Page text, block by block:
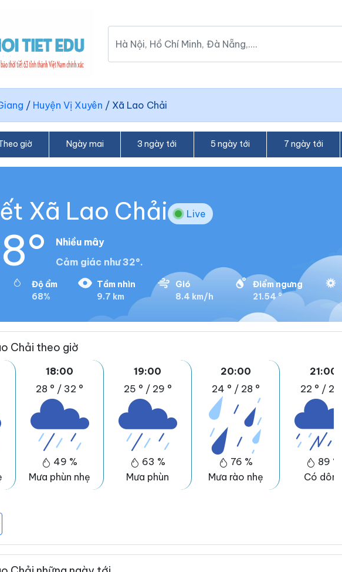
/ Huyện Vị Xuyên / Xã Lao Chải
giờ Ngày mai 3 ngày tới 5 ngày tới 7 ngày tới
Xã Lao Chải Live
Nhiều mây
Cảm giác như 32°.
Độ ẩm
68%
Tầm nhìn
9.7 km
Gió
8.4 km/h
Điểm ngưng
21.54 °
Chải theo giờ
18:00
28 ° / 32 °
49 %
Mưa phùn nhẹ
19:00
25 ° / 29 °
63 %
Mưa phùn
20:00
24 ° / 28 °
76 %
Mưa rào nhẹ
21:00
22 ° / 27 °
89 %
Có dông